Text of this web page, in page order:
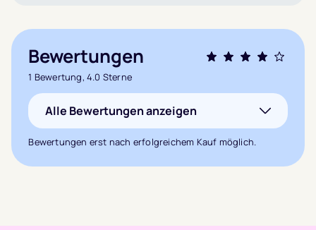
Bewertungen
4.0von 5,
auf1
Kundenbewertung
1 Bewertung, 4.0 Sterne
Alle Bewertungen anzeigen
Bewertungen erst nach erfolgreichem Kauf möglich.